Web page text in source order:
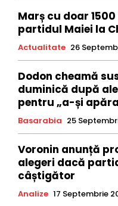
Marș cu doar
partidul Maiei la
Actualitate 26
Dodon cheamă
duminică după
pentru „a-și
Basarabia 25
Voronin anunță
alegeri dacă
câștigător
Analize 17 Septembrie